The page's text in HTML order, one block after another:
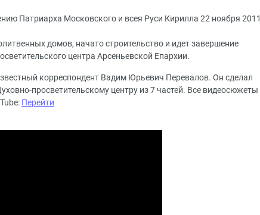
Патриарха Московского и всея Руси Кирилла 22 ноября 2011
домов, начато строительство и идет завершение
центра Арсеньевской Епархии.
корреспондент Вадим Юрьевич Перевалов. Он сделал
просветительскому центру из 7 частей. Все видеосюжеты
Перейти